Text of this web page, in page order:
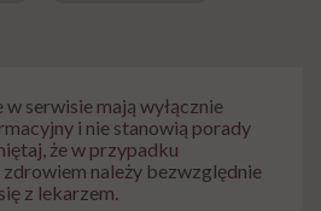
serwisie mają wyłącznie
i nie stanowią porady
że w przypadku
należy bezwzględnie
z lekarzem.